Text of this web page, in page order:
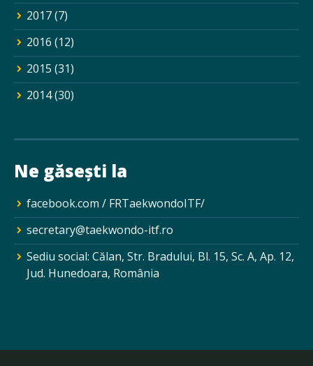
2017(7)
2016 (12)
2015 (31)
2014(30)
Ne găsești la
facebook.com / FRTaekwondoITF/
secretary@taekwondo-itf.ro
Sediu social: Călan, Str. Bradului, Bl. 15, Sc. A, Ap. 12,
Jud. Hunedoara, România